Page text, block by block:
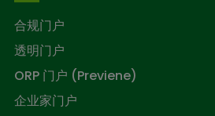
合规门户
透明门户
ORP 门户 (Previene)
企业家门户